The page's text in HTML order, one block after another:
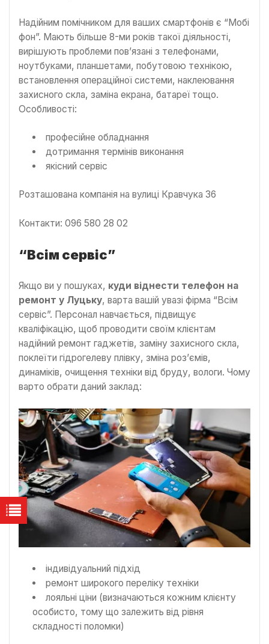
Надійним помічником для ваших смартфонів є “Мобі
фон”. Мають більше 8-ми років такої діяльності,
вирішують проблеми пов’язані з телефонами,
ноутбуками, планшетами, побутовою технікою,
встановлення операційної системи, наклеювання
захисного скла, заміна екрана, батареї тощо.
Особливості:
професійне обладнання
дотримання термінів виконання
якісний сервіс
Розташована компанія на вулиці Кравчука 36
Контакти: 096 580 28 02
“Всім сервіс”
Якщо ви у пошуках, куди віднести телефон на
ремонт у Луцьку, варта вашій увазі фірма “Всім
сервіс”. Персонал навчається, підвищує
кваліфікацію, щоб проводити своїм клієнтам
надійний ремонт гаджетів, заміну захисного скла,
поклеїти гідрогелеву плівку, зміна роз’ємів,
динаміків, очищення техніки від бруду, вологи. Чому
варто обрати даний заклад:
індивідуальний підхід
ремонт широкого переліку техніки
лояльні ціни (визначаються кожним клієнту
особисто, тому що залежить від рівня
складності поломки)